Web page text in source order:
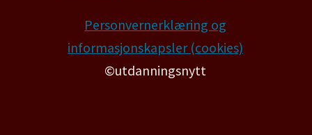
Personvernerklæring og
informasjonskapsler (cookies)
©utdanningsnytt